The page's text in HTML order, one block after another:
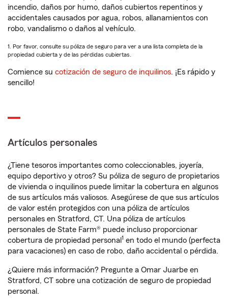
incendio, daños por humo, daños cubiertos repentinos y
accidentales causados por agua, robos, allanamientos con
robo, vandalismo o daños al vehículo.
1. Por favor, consulte su póliza de seguro para ver a una lista completa de la
propiedad cubierta y de las pérdidas cubiertas.
Comience su cotización de seguro de inquilinos. ¡Es rápido y
sencillo!
Artículos personales
¿Tiene tesoros importantes como coleccionables, joyería,
equipo deportivo y otros? Su póliza de seguro de propietarios
de vivienda o inquilinos puede limitar la cobertura en algunos
de sus artículos más valiosos. Asegúrese de que sus artículos
de valor estén protegidos con una póliza de artículos
personales en Stratford, CT. Una póliza de artículos
personales de State Farm® puede incluso proporcionar
cobertura de propiedad personal 1 en todo el mundo (perfecta
para vacaciones) en caso de robo, daño accidental o pérdida.
¿Quiere más información? Pregunte a Omar Juarbe en
Stratford, CT sobre una cotización de seguro de propiedad
personal.